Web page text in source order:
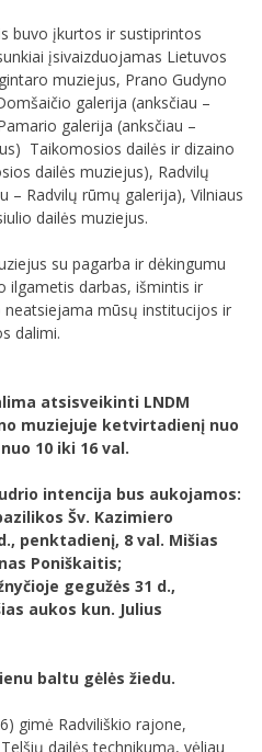
buvo įkurtos ir sustiprintos
įsivaizduojamas Lietuvos
muziejus, Prano Gudyno
galerija (anksčiau –
galerija (anksčiau –
Taikomosios dailės ir dizaino
dailės muziejus), Radvilų
– Radvilų rūmų galerija), Vilniaus
dailės muziejus.
su pagarba ir dėkingumu
ilgametis darbas, išmintis ir
mūsų institucijos ir
dalimi.
atsisveikinti LNDM
muziejuje ketvirtadienį nuo
10 iki 16 val.
intencija bus aukojamos:
Šv. Kazimiero
penktadienį, 8 val. Mišias
Poniškaitis;
gegužės 31 d.,
aukos kun. Julius
baltu gėlės žiedu.
gimė Radviliškio rajone,
dailės technikumą, vėliau